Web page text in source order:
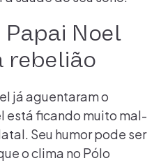
Noel
rebelião
já aguentaram o
está ficando muito mal-
Seu humor pode ser
o clima no Pólo